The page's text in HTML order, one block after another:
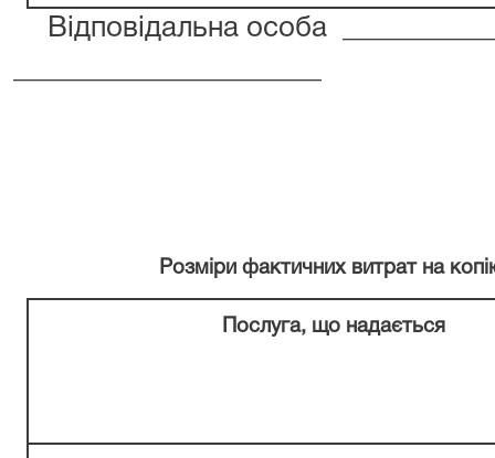
Відповідальна особа
Розміри фактичних витрат на
Послуга, що надається